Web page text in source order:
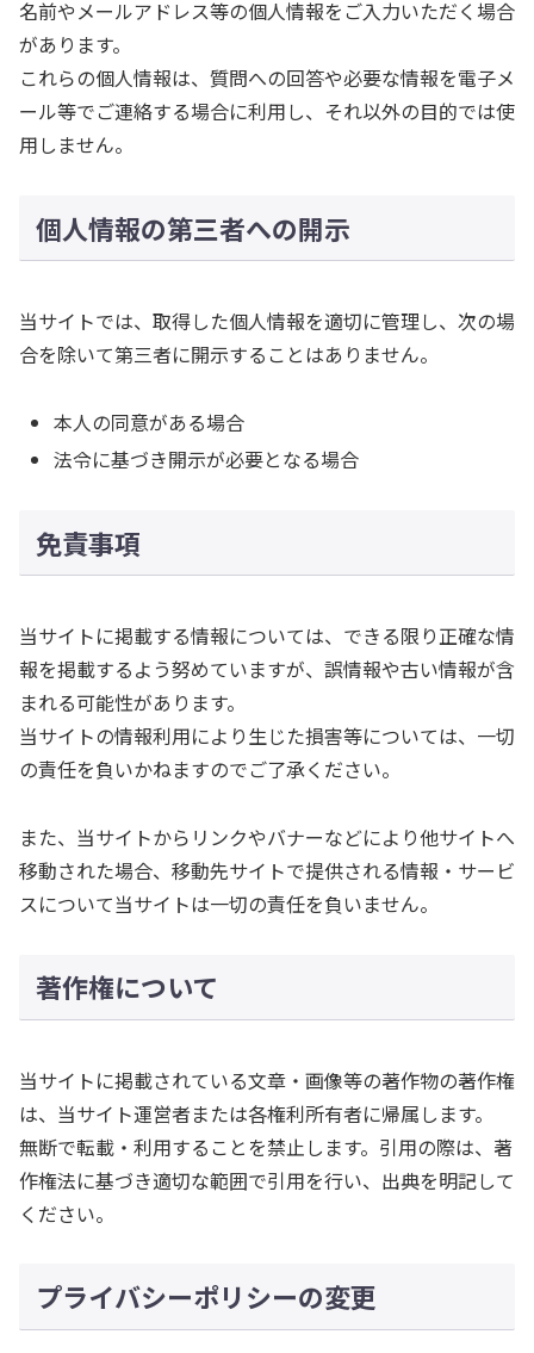
名前やメールアドレス等の個人情報をご入力いただく場合
があります。
これらの個人情報は、質問への回答や必要な情報を電子メ
ール等でご連絡する場合に利用し、それ以外の目的では使
用しません。
個人情報の第三者への開示
当サイトでは、取得した個人情報を適切に管理し、次の場
合を除いて第三者に開示することはありません。
本人の同意がある場合
法令に基づき開示が必要となる場合
免責事項
当サイトに掲載する情報については、できる限り正確な情
報を掲載するよう努めていますが、誤情報や古い情報が含
まれる可能性があります。
当サイトの情報利用により生じた損害等については、一切
の責任を負いかねますのでご了承ください。
また、当サイトからリンクやバナーなどにより他サイトへ
移動された場合、移動先サイトで提供される情報・サービ
スについて当サイトは一切の責任を負いません。
著作権について
当サイトに掲載されている文章・画像等の著作物の著作権
は、当サイト運営者または各権利所有者に帰属します。
無断で転載・利用することを禁止します。引用の際は、著
作権法に基づき適切な範囲で引用を行い、出典を明記して
ください。
プライバシーポリシーの変更